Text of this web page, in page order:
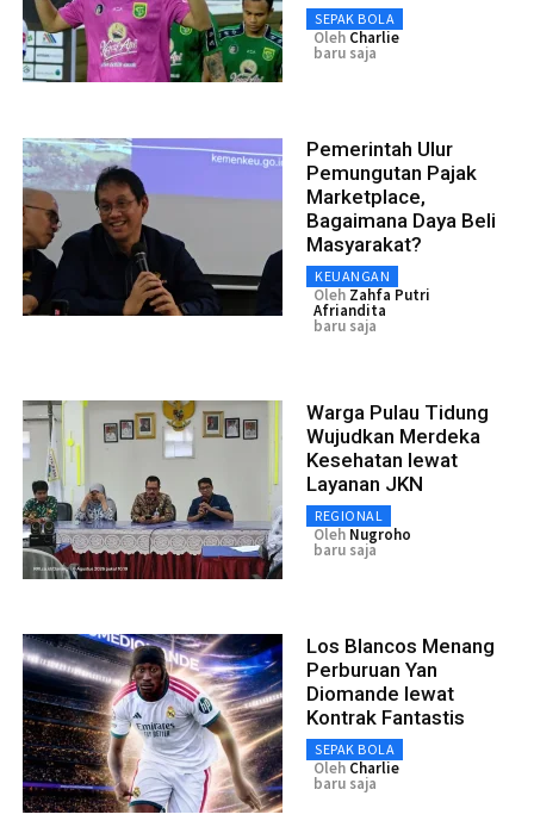
SEPAK BOLA
Oleh Charlie
baru saja
Pemerintah Ulur
Pemungutan Pajak
Marketplace,
Bagaimana Daya Beli
Masyarakat?
KEUANGAN
Oleh Zahfa Putri
Afriandita
baru saja
Warga Pulau Tidung
Wujudkan Merdeka
Kesehatan lewat
Layanan JKN
REGIONAL
Oleh Nugroho
baru saja
Los Blancos Menang
Perburuan Yan
Diomande lewat
Kontrak Fantastis
SEPAK BOLA
Oleh Charlie
baru saja